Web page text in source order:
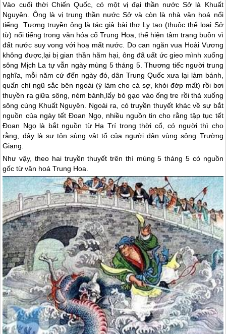
Vào cuối thời Chiến Quốc, có một vị đại thần nước Sở là Khuất
Nguyên. Ông là vị trung thần nước Sở và còn là nhà văn hoá nổi
tiếng. Tương truyền ông là tác giả bài thơ Ly tao (thuộc thể loại Sở
từ) nổi tiếng trong văn hóa cổ Trung Hoa, thể hiện tâm trạng buồn vì
đất nước suy vong với hoạ mất nước. Do can ngăn vua Hoài Vương
không được,lại bị gian thần hãm hại, ông đã uất ức gieo mình xuống
sông Mịch La tự vẫn ngày mùng 5 tháng 5. Thương tiếc người trung
nghĩa, mỗi năm cứ đến ngày đó, dânTrung Quốc xưa lại làm bánh,
quấn chỉ ngũ sắc bên ngoài (ý làm cho cá sợ, khỏi đớp mất) rồi bơi
thuyền ra giữa sông, ném bánh,lấy bỏ gạo vào ống tre rồi thả xuống
sông cúng Khuất Nguyên. Ngoài ra, có truyền thuyết khác về sự bắt
nguồn của ngày tết Đoan Ngọ, nhiều nguồn tin cho rằng tập tục tết
Đoan Ngọ là bắt nguồn từ Hạ Trí trong thời cổ, có người thì cho
rằng, đây là sự tôn sùng vật tổ của người dân vùng sông Trường
Giang.
Như vậy, theo hai truyền thuyết trên thì mùng 5 tháng 5 có nguồn
gốc từ văn hoá Trung Hoa.